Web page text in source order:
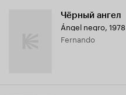
Чёрный ангел
Ángel negro, 1978
Fernando